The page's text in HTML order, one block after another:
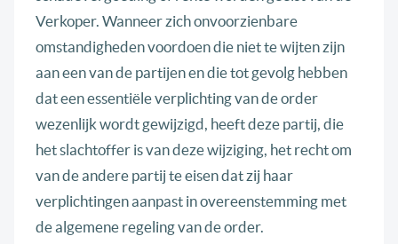
Verkoper. Wanneer zich onvoorzienbare
omstandigheden voordoen die niet te wijten zijn
aan een van de partijen en die tot gevolg hebben
dat een essentiële verplichting van de order
wezenlijk wordt gewijzigd, heeft deze partij, die
het slachtoffer is van deze wijziging, het recht om
van de andere partij te eisen dat zij haar
verplichtingen aanpast in overeenstemming met
de algemene regeling van de order.